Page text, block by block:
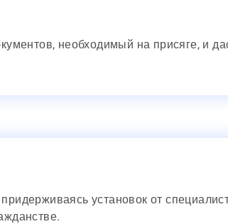
необходимый на присяге, и
установок от